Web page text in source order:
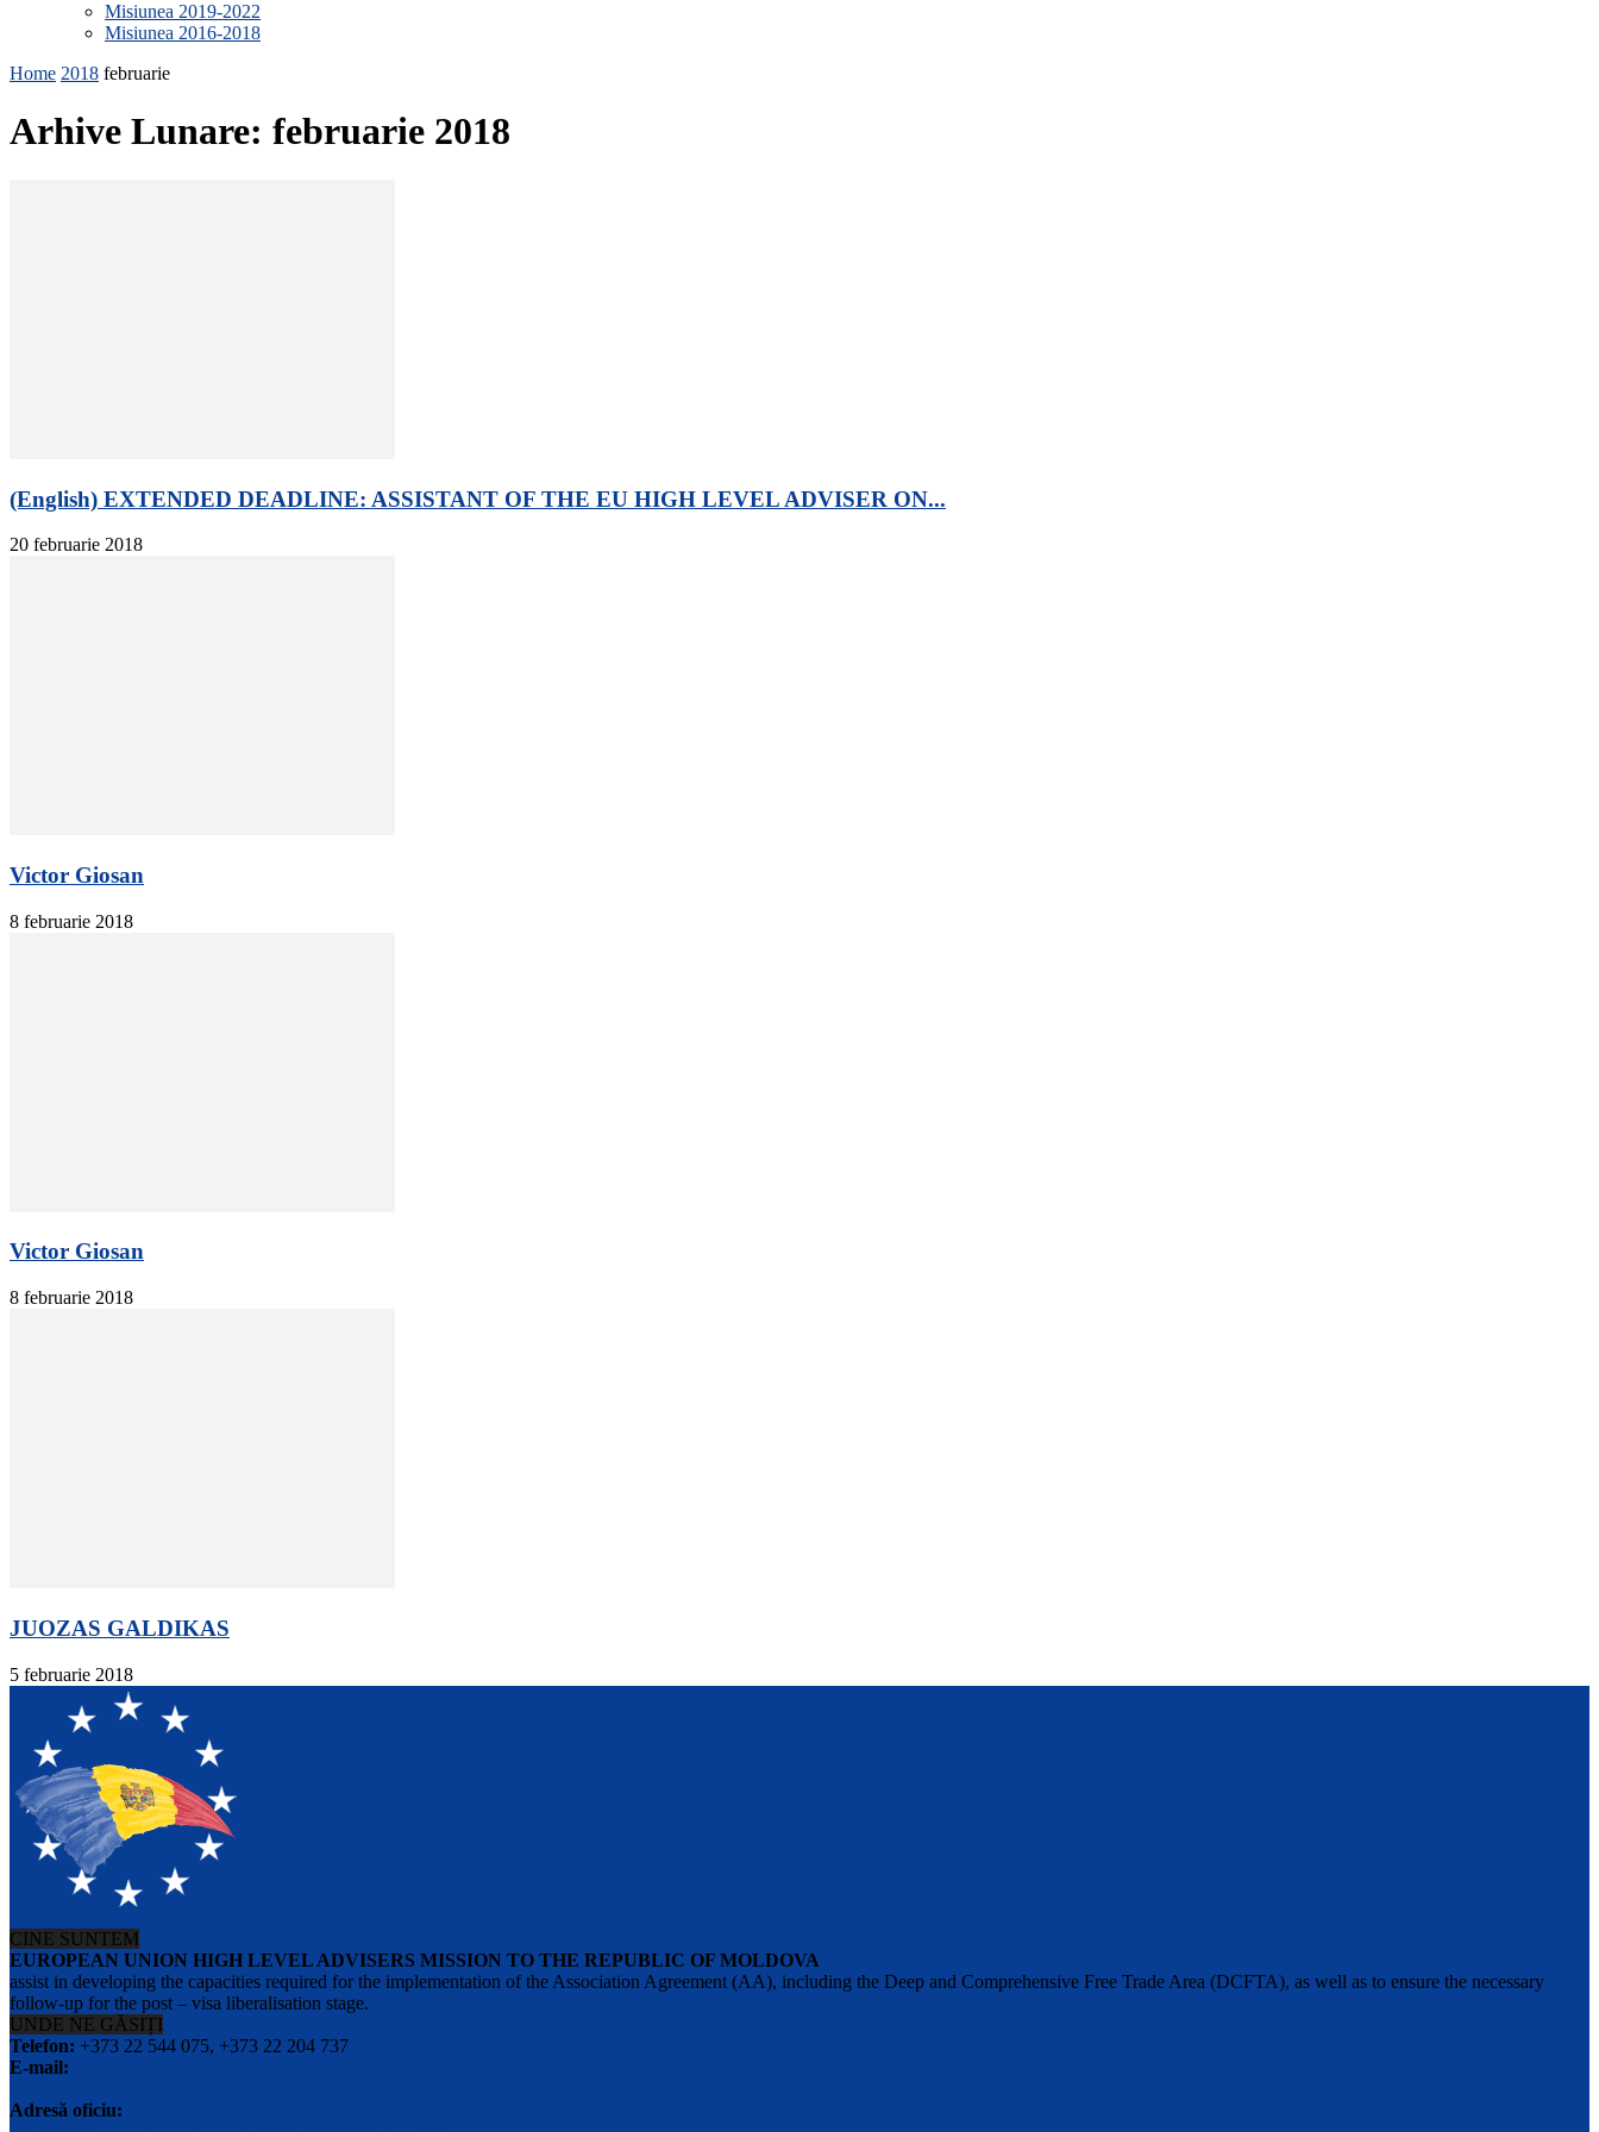
Misiunea 2019-2022
Misiunea 2016-2018
Home 2018 februarie
Arhive Lunare: februarie 2018
(English) EXTENDED DEADLINE: ASSISTANT OF THE EU HIGH LEVEL ADVISER ON...
20 februarie 2018
Victor Giosan
8 februarie 2018
Victor Giosan
8 februarie 2018
JUOZAS GALDIKAS
5 februarie 2018
CINE SUNTEM
EUROPEAN UNION HIGH LEVEL ADVISERS MISSION TO THE REPUBLIC OF MOLDOVA
assist in developing the capacities required for the implementation of the Association Agreement (AA), including the Deep and Comprehensive Free Trade Area (DCFTA), as well as to ensure the necessary
follow-up for the post – visa liberalisation stage.
UNDE NE GĂSIȚI
Telefon: +373 22 544 075, +373 22 204 737
E-mail:
Adresă oficiu: